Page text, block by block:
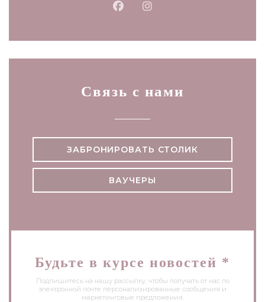
Facebook ((открывается в
Instagram
Связь с нами
ЗАБРОНИРОВАТЬ СТОЛИК
ВАУЧЕРЫ
Будьте в курсе новостей *
Подпишитесь на нашу рассылку, чтобы получать от нас по
электронной почте персонализированные сообщения и
маркетинговые предложения.